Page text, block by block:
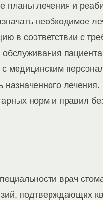
планы лечения и
необходимое
в соответствии с
медицинским
назначенного лечения.
норм и правил
врач
подтверждающих